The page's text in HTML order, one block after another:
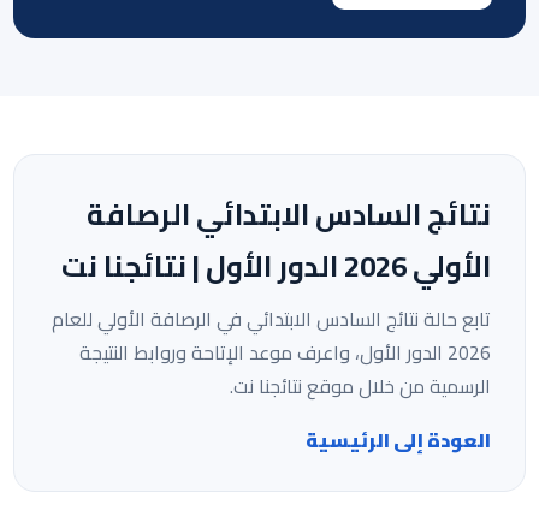
نتائج السادس الابتدائي الرصافة
الأولي 2026 الدور الأول | نتائجنا نت
تابع حالة نتائج السادس الابتدائي في الرصافة الأولي للعام
2026 الدور الأول، واعرف موعد الإتاحة وروابط النتيجة
الرسمية من خلال موقع نتائجنا نت.
العودة إلى الرئيسية